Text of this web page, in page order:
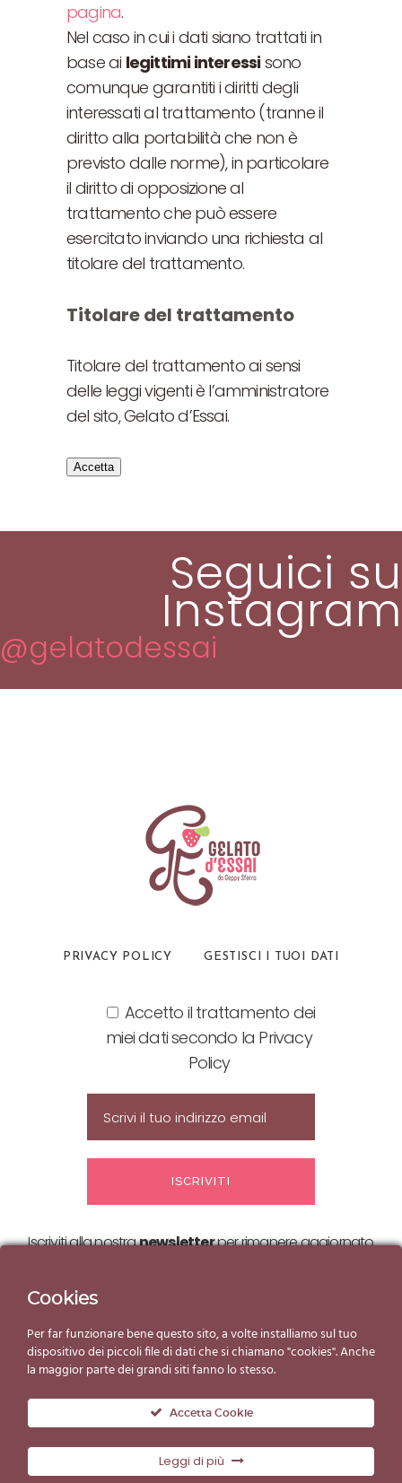
pagina.
Nel caso in cui i dati siano trattati in
base ai legittimi interessisono
comunque garantiti i diritti degli
interessati al trattamento (tranne il
diritto alla portabilità che non è
previsto dalle norme), in particolare
il diritto di opposizione al
trattamento che può essere
esercitato inviando una richiesta al
titolare del trattamento.
Titolare del trattamento
Titolare del trattamento ai sensi
delle leggi vigenti è l’amministratore
del sito, Gelato d’Essai.
Accetta
Seguici su
Instagram
@gelatodessai
PRIVACY POLICY GESTISCI I TUOI DATI
Accetto il trattamento dei
miei dati secondo la Privacy
Policy
Iscriviti alla nostranewsletterper rimanere aggiornato
© Copyright Gelato d'Essai 2019
Cookies
Per far funzionare bene questo sito, a volte installiamo sul tuo
dispositivo dei piccoli file di dati che si chiamano "cookies". Anche
la maggior parte dei grandi siti fanno lo stesso.
Accetta Cookie
Leggi di più